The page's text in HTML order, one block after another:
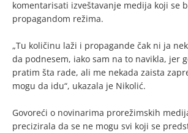
komentarisati izveštavanje medija koji se
propagandom režima.
„Tu količinu laži i propagande čak ni ja
da podnesem, iako sam na to navikla, jer
pratim šta rade, ali me nekada zaista
mogu da idu“, ukazala je Nikolić.
Govoreći o novinarima prorežimskih
precizirala da se ne mogu svi koji se